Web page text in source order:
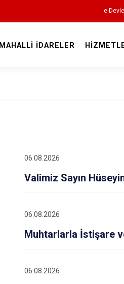
e-
Avanos
Hacıbektaş
MAHALLİ İDARELER
06.08.2026
Valimiz Sayın
06.08.2026
Muhtarlarla İstişare
06.08.2026